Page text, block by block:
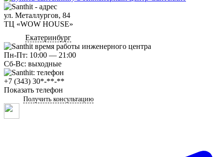
ул. Металлургов, 84
ТЦ «WOW HOUSE»
Екатеринбург
Пн-Пт: 10:00 — 21:00
Сб-Вс: выходные
+7 (343) 30*-**-**
Показать телефон
Получить консультацию